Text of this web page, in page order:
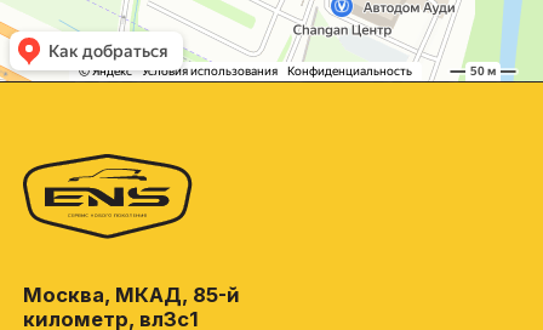
Москва, МКАД, 85-й
километр, вл3с1